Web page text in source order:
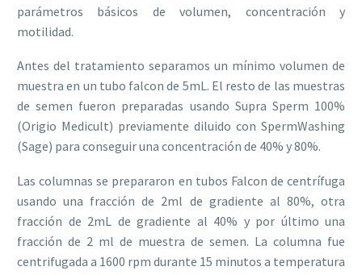
parámetros básicos de volumen, concentración y
motilidad.
Antes del tratamiento separamos un mínimo volumen de
muestra en un tubo falcon de 5mL. El resto de las muestras
de semen fueron preparadas usando Supra Sperm 100%
(Origio Medicult) previamente diluido con SpermWashing
(Sage) para conseguir una concentración de 40% y 80%.
Las columnas se prepararon en tubos Falcon de centrífuga
usando una fracción de 2ml de gradiente al 80%, otra
fracción de 2mL de gradiente al 40% y por último una
fracción de 2 ml de muestra de semen. La columna fue
centrifugada a 1600 rpm durante 15 minutos a temperatura